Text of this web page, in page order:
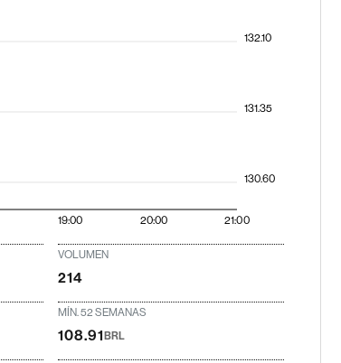
19:00 20:00 21:00
130.60
131.35
132.10
VOLUMEN
214
MÍN. 52 SEMANAS
108.91BRL